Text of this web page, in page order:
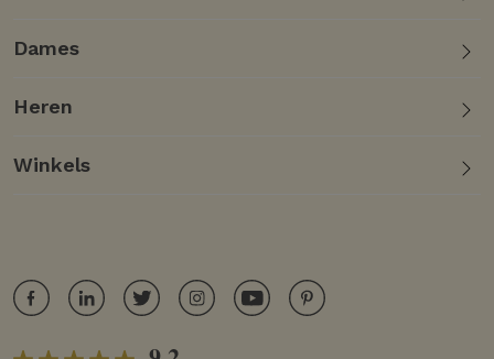
Dames
Heren
Winkels